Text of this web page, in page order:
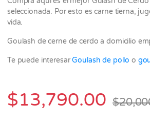
seleccionada. Por esto es carne tierna,
vida.
Goulash de cerne de cerdo a domicilio
Te puede interesarGoulash de pollo o
$13,790.00 $